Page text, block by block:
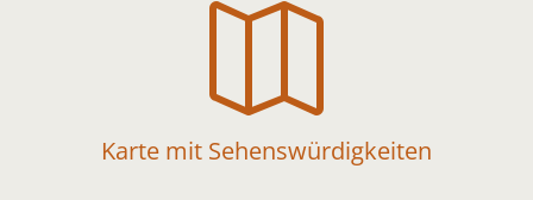

Karte mit Sehenswürdigkeiten